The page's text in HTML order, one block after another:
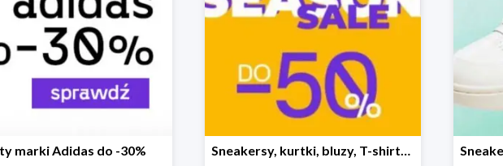
marki Adidas do -30% Sneakersy, kurtki, bluzy, T-shirty i akcesoria nawet o 50% taniej